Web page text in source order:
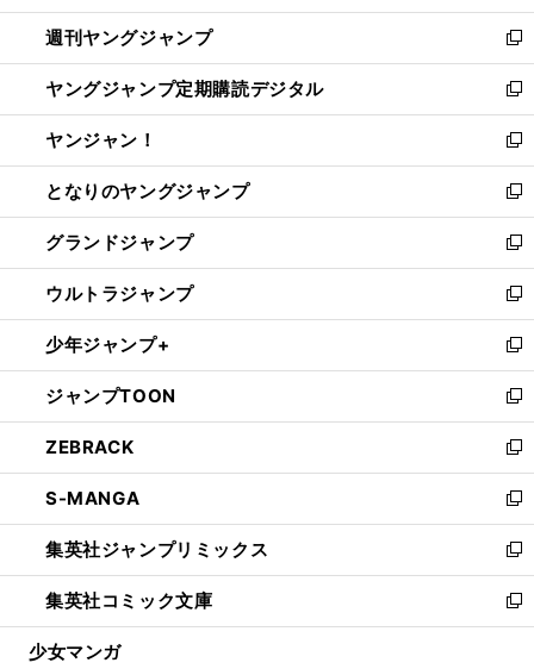
開
く
ウ
で
開
く
ン
ド
ウ
で
開
く
ウ
ィ
ン
ド
ウ
で
開
く
週刊ヤングジャンプ
新
し
い
ウ
ィ
ン
ド
ウ
で
開
く
ヤングジャンプ定期購読デジタル
新
し
い
ウ
ィ
ン
ド
ウ
で
開
く
ヤンジャン！
新
し
い
ウ
ィ
ン
ド
ウ
で
開
く
となりのヤングジャンプ
新
し
い
ウ
ィ
ン
ド
ウ
で
開
く
グランドジャンプ
新
し
い
ウ
ィ
ン
ド
ウ
で
開
く
ウルトラジャンプ
新
し
い
ウ
ィ
ン
ド
ウ
で
開
く
少年ジャンプ+
新
し
い
ウ
ィ
ン
ド
ウ
で
開
く
ジャンプTOON
新
し
い
ウ
ィ
ン
ド
ウ
で
開
ZEBRACK
新
し
い
ウ
ィ
ン
ド
ウ
S-MANGA
新
し
い
ウ
ィ
ン
集英社ジャンプリミックス
新
し
い
ウ
集英社コミック文庫
新
し
少女マンガ